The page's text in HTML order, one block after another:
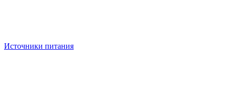
Источники питания